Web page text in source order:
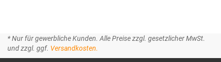
* Nur für gewerbliche Kunden. Alle Preise zzgl. gesetzlicher MwSt.
und zzgl. ggf. Versandkosten.